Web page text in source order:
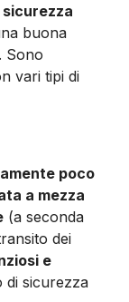
buona
Sono
vari tipi di
poco
a mezza
(a seconda
dei
e
di sicurezza